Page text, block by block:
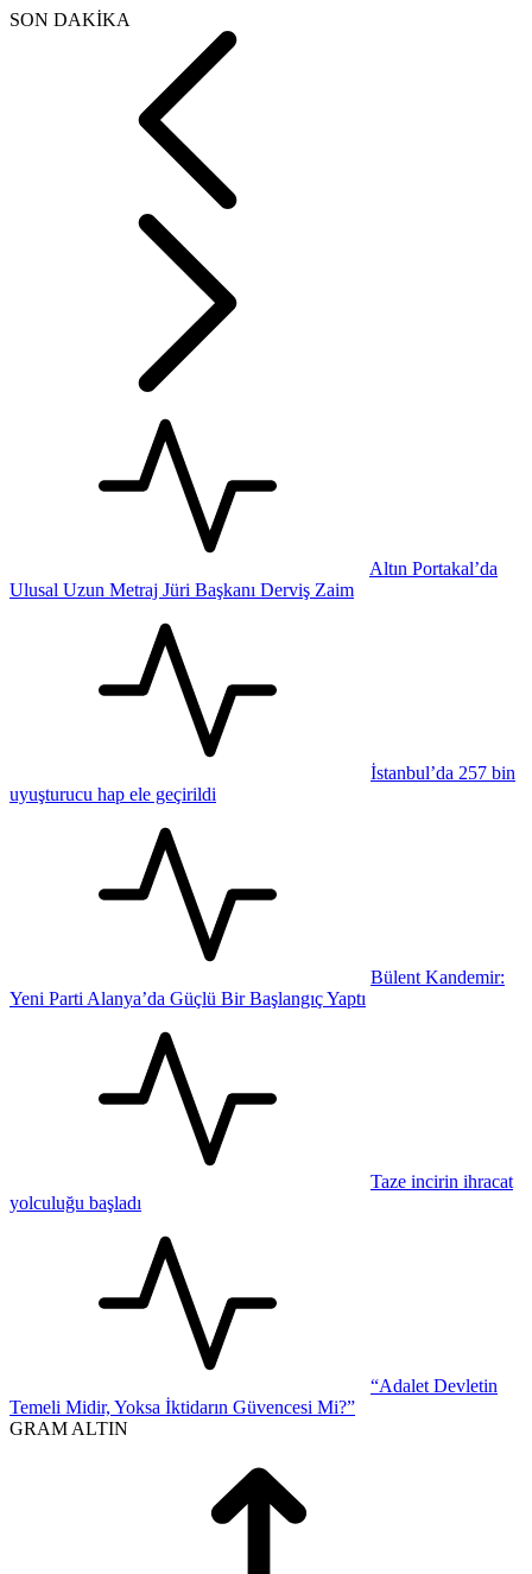
SON DAKİKA
Altın Portakal’da
Ulusal Uzun Metraj Jüri Başkanı Derviş Zaim
İstanbul’da 257 bin
uyuşturucu hap ele geçirildi
Bülent Kandemir:
Yeni Parti Alanya’da Güçlü Bir Başlangıç Yaptı
Taze incirin ihracat
yolculuğu başladı
“Adalet Devletin
Temeli Midir, Yoksa İktidarın Güvencesi Mi?”
GRAM ALTIN